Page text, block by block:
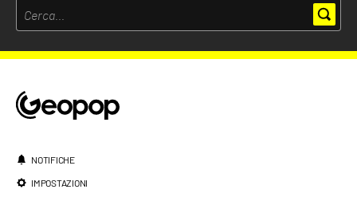
NOTIFICHE
IMPOSTAZIONI